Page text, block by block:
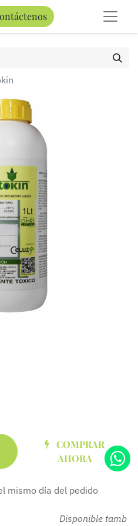
COMPRAR
AHORA
mismo día del pedido
Disponible tamb